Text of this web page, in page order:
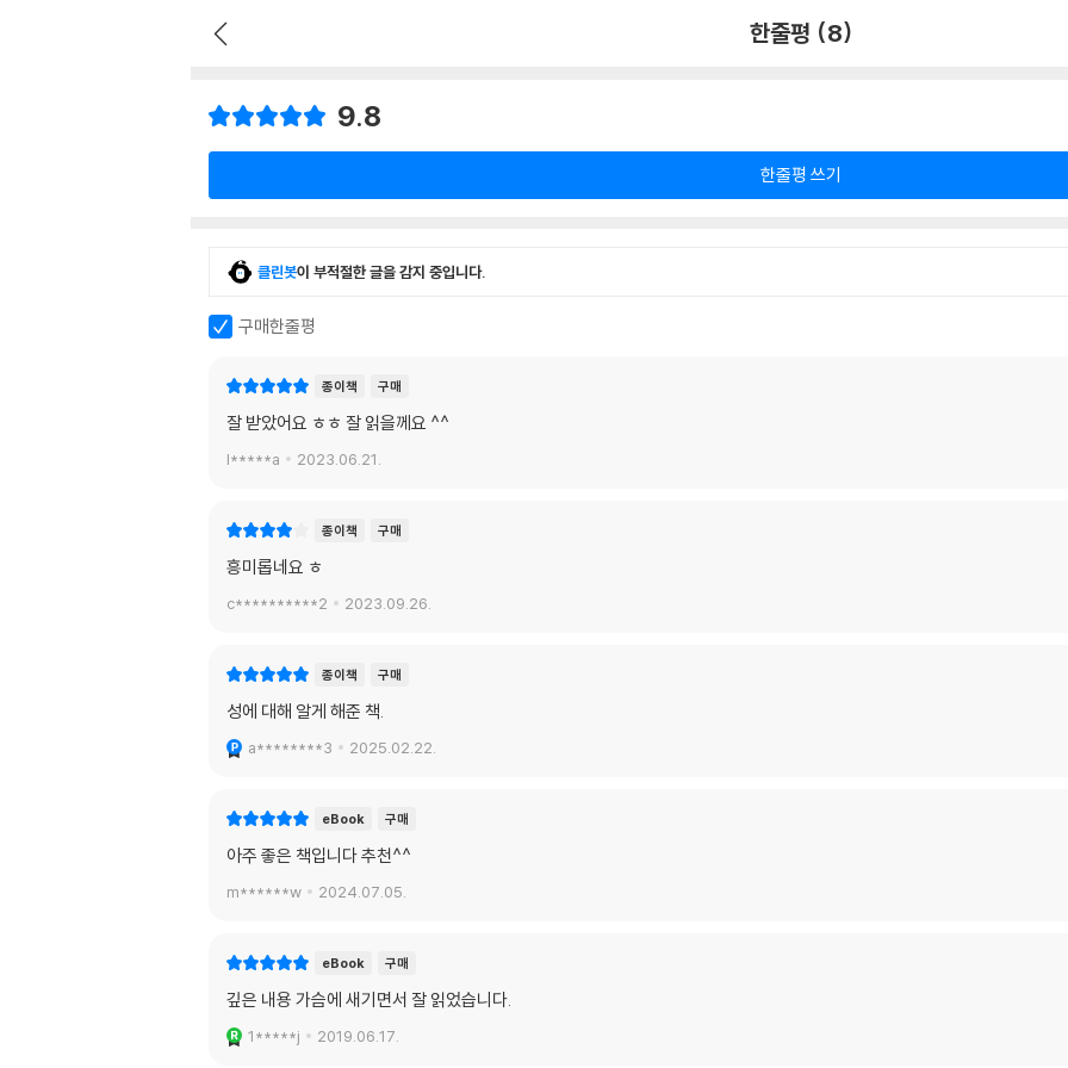
한줄평 (8)
9.8
한줄평 쓰기
클린봇이 부적절한 글을 감지 중입니다.
구매한줄평
종이책 구매
잘 받았어요 ㅎㅎ 잘 읽을께요 ^^
l*****a 2023.06.21.
종이책 구매
흥미롭네요 ㅎ
c**********2 2023.09.26.
종이책 구매
성에 대해 알게 해준 책.
a********3 2025.02.22.
eBook 구매
아주 좋은 책입니다 추천^^
m******w 2024.07.05.
eBook 구매
깊은 내용 가슴에 새기면서 잘 읽었습니다.
1*****j 2019.06.17.